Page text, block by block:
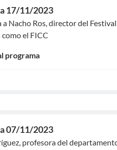
17/11/2023
a Nacho Ros, director del
el FICC
programa
07/11/2023
profesora del